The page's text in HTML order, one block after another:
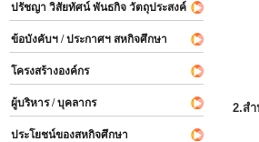
ปรัชญา วิสัยทัศน์ พันธกิจ วัตถุประสงค์
ข้อบังคับฯ / ประกาศฯ สหกิจศึกษา
โครงสร้างองค์กร
ผู้บริหาร / บุคลากร
ประโยชน์ของสหกิจศึกษา
2.ส